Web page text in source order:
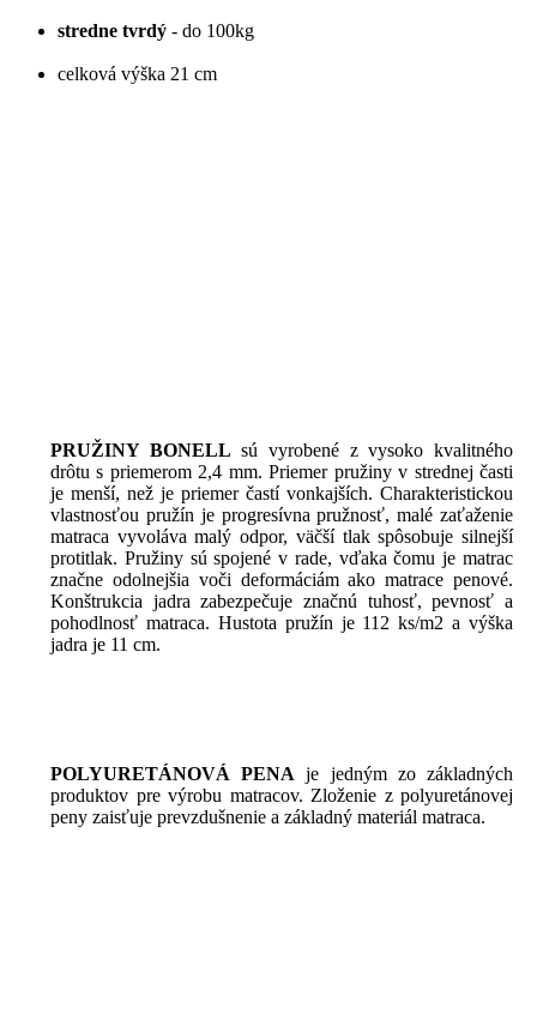
stredne tvrdý - do 100kg
celková výška 21 cm
PRUŽINY BONELL sú vyrobené z vysoko kvalitného
drôtu s priemerom 2,4 mm. Priemer pružiny v strednej časti
je menší, než je priemer častí vonkajších. Charakteristickou
vlastnosťou pružín je progresívna pružnosť, malé zaťaženie
matraca vyvoláva malý odpor, väčší tlak spôsobuje silnejší
protitlak. Pružiny sú spojené v rade, vďaka čomu je matrac
značne odolnejšia voči deformáciám ako matrace penové.
Konštrukcia jadra zabezpečuje značnú tuhosť, pevnosť a
pohodlnosť matraca. Hustota pružín je 112 ks/m2 a výška
jadra je 11 cm.
POLYURETÁNOVÁ PENA je jedným zo základných
produktov pre výrobu matracov. Zloženie z polyuretánovej
peny zaisťuje prevzdušnenie a základný materiál matraca.